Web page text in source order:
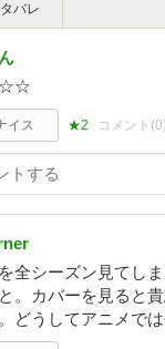
バレ
イス ★2 コメント(0)
全シーズン見てし
。カバーを見ると
どうしてアニメで